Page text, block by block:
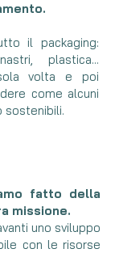
il packaging:
plastica...
volta e poi
come alcuni
sostenibili.
fatto della
missione.
uno sviluppo
con le risorse